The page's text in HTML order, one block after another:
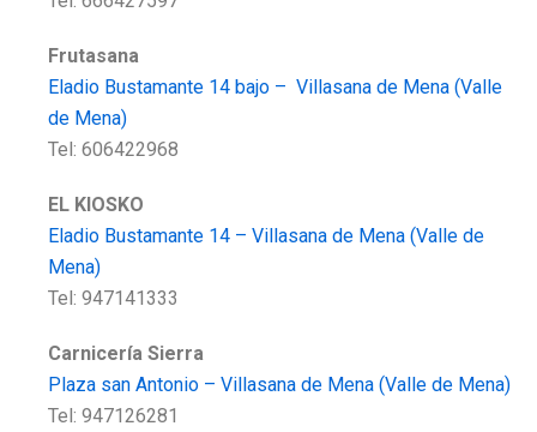
Frutasana
Eladio Bustamante 14 bajo – Villasana de Mena (Valle
de Mena)
Tel: 606422968
EL KIOSKO
Eladio Bustamante 14 – Villasana de Mena (Valle de
Mena)
Tel: 947141333
Carnicería Sierra
Plaza san Antonio – Villasana de Mena (Valle de Mena)
Tel: 947126281